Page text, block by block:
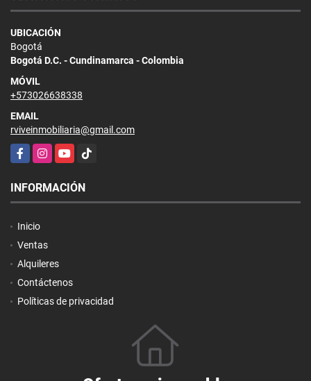
UBICACIÓN
Bogotá
Bogotá D.C. - Cundinamarca - Colombia
MÓVIL
+573026638338
EMAIL
rviveinmobiliaria@gmail.com
FacebookInstagramYouTubeTikTok
INFORMACIÓN
Inicio
Ventas
Alquileres
Contáctenos
Políticas de privacidad